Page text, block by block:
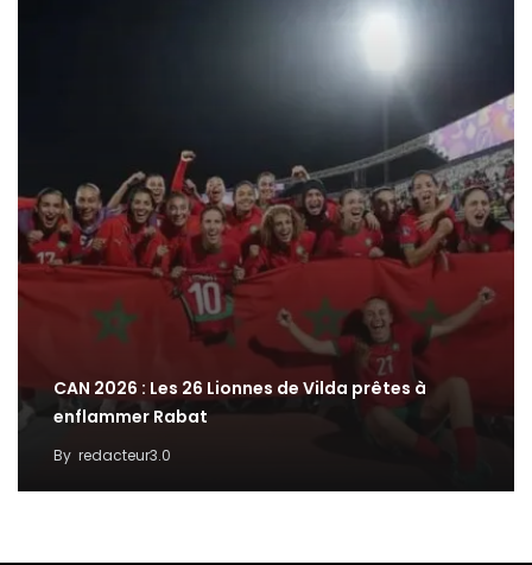
CAN 2026 : Les 26 Lionnes de Vilda prêtes à
enflammer Rabat
By redacteur3.0